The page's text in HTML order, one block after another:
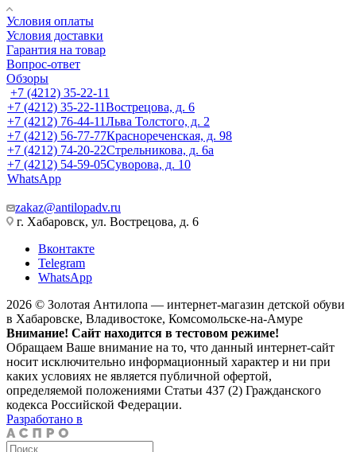
Условия оплаты
Условия доставки
Гарантия на товар
Вопрос-ответ
Обзоры
+7 (4212) 35-22-11
+7 (4212) 35-22-11Вострецова, д. 6
+7 (4212) 76-44-11Льва Толстого, д. 2
+7 (4212) 56-77-77Краснореченская, д. 98
+7 (4212) 74-20-22Стрельникова, д. 6а
+7 (4212) 54-59-05Суворова, д. 10
WhatsApp
zakaz@antilopadv.ru
г. Хабаровск, ул. Вострецова, д. 6
Вконтакте
Telegram
WhatsApp
2026 © Золотая Антилопа — интернет-магазин детской обуви
в Хабаровске, Владивостоке, Комсомольске-на-Амуре
Внимание! Сайт находится в тестовом режиме!
Обращаем Ваше внимание на то, что данный интернет-сайт
носит исключительно информационный характер и ни при
каких условиях не является публичной офертой,
определяемой положениями Статьи 437 (2) Гражданского
кодекса Российской Федерации.
Разработано в